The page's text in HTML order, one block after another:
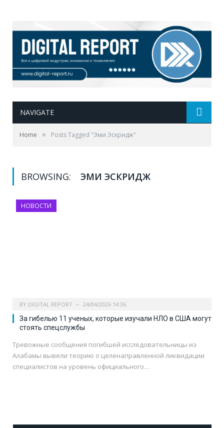
NAVIGATE
Home » Posts Tagged "Эми Эскридж"
BROWSING: ЭМИ ЭСКРИДЖ
НОВОСТИ
BY DIGITAL REPORT 24/04/2026 14:36
За гибелью 11 ученых, которые изучали НЛО в США могут
стоять спецслужбы
Тревожные сообщения погибшей исследовательницы из
Алабамы вывели теорию о целенаправленной ликвидации
специалистов на уровень официального…